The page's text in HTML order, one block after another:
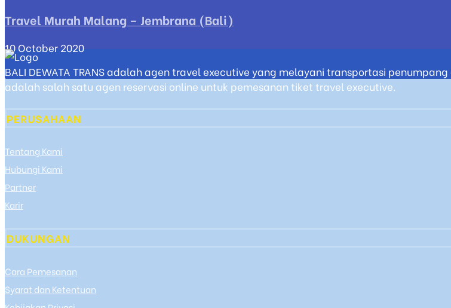
Travel Murah Malang – Jembrana (Bali)
10 October 2020
BALI DEWATA TRANS adalah agen travel executive yang melayani transportasi
adalah salah satu agen reservasi online untuk pemesanan tiket travel executive.
PERUSAHAAN
Tentang Kami
Hubungi Kami
Partner
Karir
DUKUNGAN
Cara Pemesanan
Syarat dan Ketentuan